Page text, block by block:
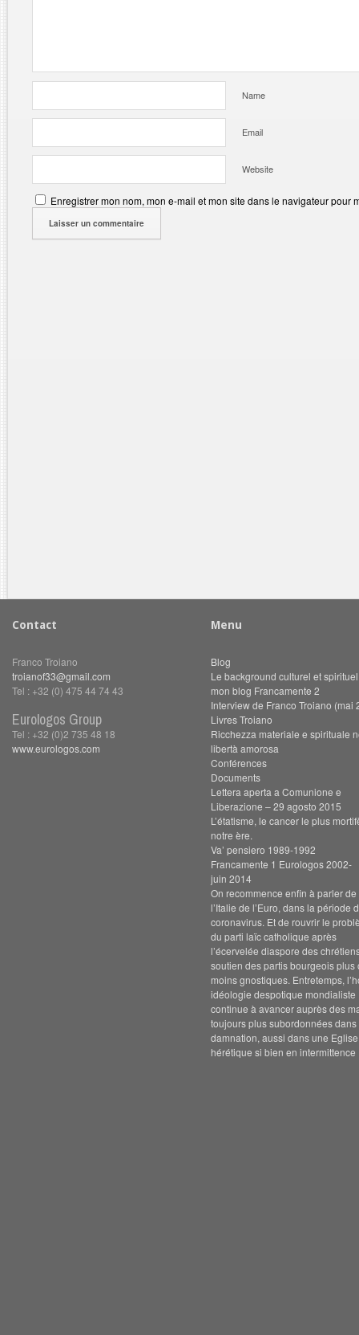
Name
Email
Website
Enregistrer mon nom, mon e-mail et mon site dans le navigateur pour
Contact
Franco Troiano
troianof33@gmail.com
Tel : +32 (0) 475 44 74 43
Eurologos Group
Tel : +32 (0)2 735 48 18
www.eurologos.com
Menu
Blog
Le background culturel et
mon blog Francamente 2
Interview de Franco Troiano (mai
Livres Troiano
Ricchezza materiale e spirituale
libertà amorosa
Conférences
Documents
Lettera aperta a Comunione e
Liberazione – 29 agosto 2015
L’étatisme, le cancer le plus
notre ère.
Va’ pensiero 1989-1992
Francamente 1 Eurologos 2002-
juin 2014
On recommence enfin à parler de
l’Italie de l’Euro, dans la période
coronavirus. Et de rouvrir le
du parti laïc catholique après
l’écervelée diaspore des
soutien des partis bourgeois plus
moins gnostiques. Entretemps,
idéologie despotique mondialiste
continue à avancer auprès des
toujours plus subordonnées dans
damnation, aussi dans une Eglise
hérétique si bien en intermittence